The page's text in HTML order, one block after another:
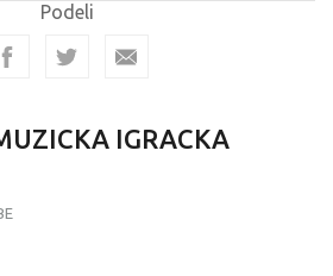
Podeli
IGRACKA